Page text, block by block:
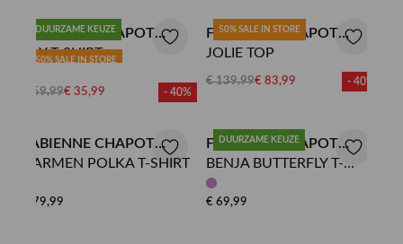
DUURZAME KEUZE
50% SALE IN STORE
FABIENNE CHAPOT
SHIRT
FAY T-SHIRT
€ 59,99€ 35,99 - 40%
50% SALE IN STORE
FABIENNE CHAPOT
SHIRT
JOLIE TOP
€ 139,99€ 83,99 - 40%
FABIENNE CHAPOT
SHIRT
CARMEN POLKA T-SHIRT
€ 79,99
DUURZAME KEUZE
FABIENNE CHAPOT
SHIRT
BENJA BUTTERFLY T-
SHIRT
€ 69,99